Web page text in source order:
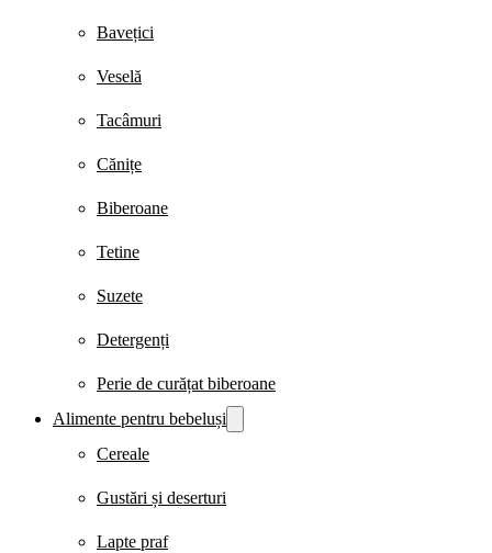
Bavețici
Veselă
Tacâmuri
Cănițe
Biberoane
Tetine
Suzete
Detergenți
Perie de curățat biberoane
Alimente pentru bebeluși
Cereale
Gustări și deserturi
Lapte praf